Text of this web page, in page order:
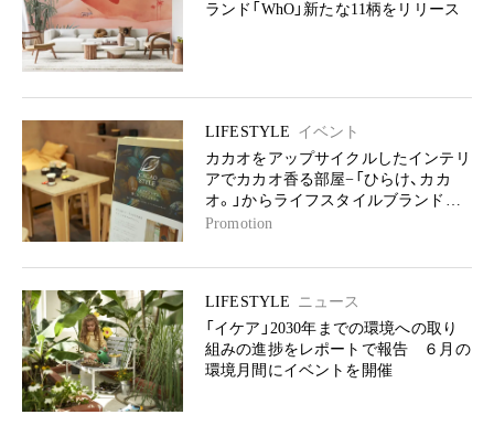
ランド「WhO」新たな11柄をリリース
LIFESTYLE イベント
カカオをアップサイクルしたインテリ
アでカカオ香る部屋−「ひらけ、カカ
オ。」からライフスタイルブランドが
登場
Promotion
LIFESTYLE ニュース
「イケア」2030年までの環境への取り
組みの進捗をレポートで報告 ６月の
環境月間にイベントを開催